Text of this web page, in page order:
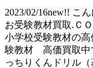
2023/02/16new!! こ
お受験教材買取.Ｃ
小学校受験教材の
験教材 高価買取
っちりくんドリル